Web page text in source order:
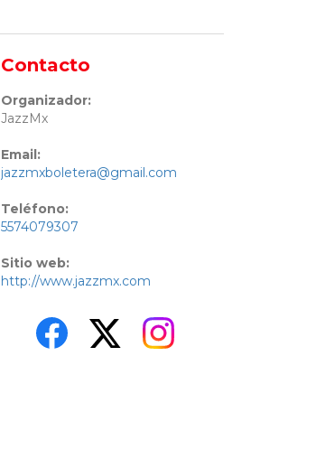
Contacto
Organizador:
JazzMx
Email:
jazzmxboletera@gmail.com
Teléfono:
5574079307
Sitio web:
http://www.jazzmx.com